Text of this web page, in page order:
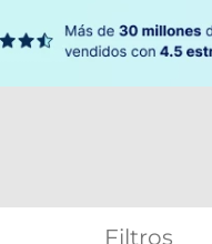
Filtros